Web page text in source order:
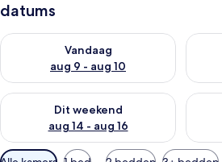
datums
Vandaag
aug 9 - aug 10
De beschikbaarheid controleren voor
De
Dit weekend
aug 14 - aug 16
De beschikbaarheid controleren voor
De
Beschikbare